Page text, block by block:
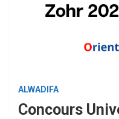
ALWADIFA
Concours